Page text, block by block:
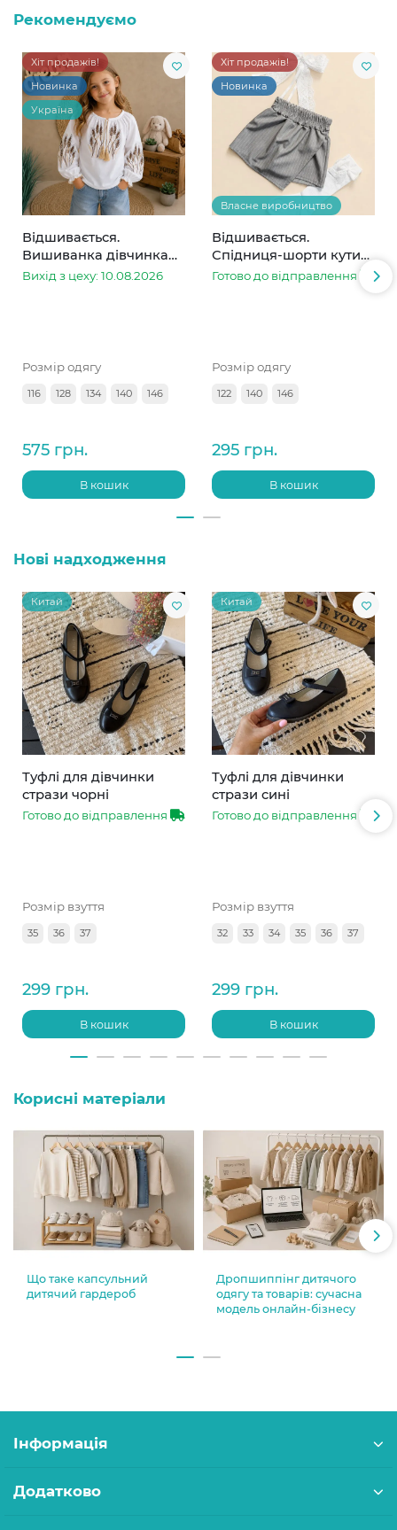
Рекомендуємо
Хіт продажів!
Новинка
Україна
Відшивається.
Вишиванка дівчинка
колоски
Вихід з цеху: 10.08.2026
Розмір одягу
116 128 134 140 146
575 грн.
В кошик
Хіт продажів!
Новинка
Власне виробництво
Відшивається.
Спідниця-шорти кутик
сіра в смужку
Готово до відправлення
Розмір одягу
122 140 146
295 грн.
В кошик
Нові надходження
Китай
Туфлі для дівчинки
стрази чорні
Готово до відправлення
Розмір взуття
35 36 37
299 грн.
В кошик
Китай
Туфлі для дівчинки
стрази сині
Готово до відправлення
Розмір взуття
32 33 34 35 36 37
299 грн.
В кошик
Корисні матеріали
Що таке капсульний
дитячий гардероб
Дропшиппінг дитячого
одягу та товарів: сучасна
модель онлайн-бізнесу
Інформація
Додатково